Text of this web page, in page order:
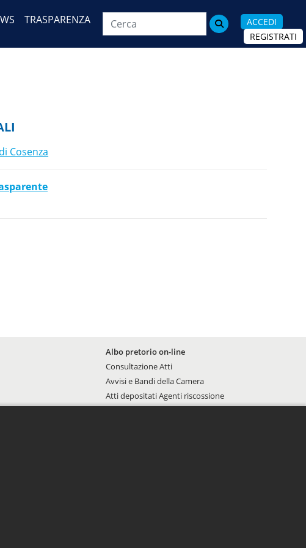
TRASPARENZA 
ACCEDI
REGISTRATI
Cosenza
Albo - Footer Menu
Albo pretorio on-line
Consultazione Atti
Avvisi e Bandi della Camera
Atti depositati Agenti riscossione